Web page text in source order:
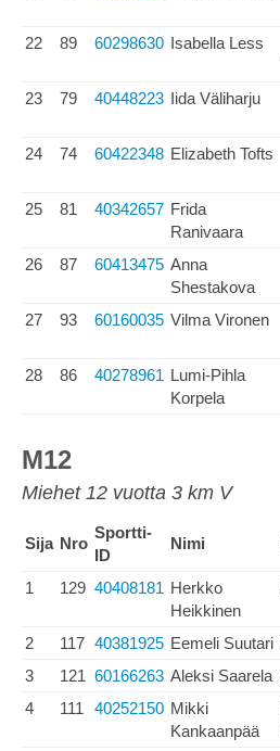
22 89 60298630 Isabella Less
23 79 40448223 Iida Väliharju
24 74 60422348 Elizabeth Tofts
25 81 40342657 Frida
Ranivaara
26 87 60413475 Anna
Shestakova
27 93 60160035 Vilma Vironen
28 86 40278961 Lumi-Pihla
Korpela
M12
Miehet 12 vuotta 3 km V
Sija Nro
Sportti-
ID
Nimi
1 129 40408181 Herkko
Heikkinen
2 117 40381925 Eemeli Suutari
3
121 60166263 Aleksi Saarela
4
111 40252150 Mikki
Kankaanpää